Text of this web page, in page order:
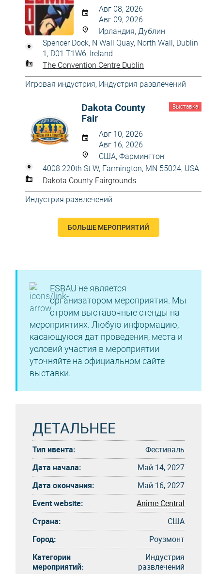
Авг 08, 2026
Авг 09, 2026
Ирландия, Дублин
Spencer Dock, N Wall Quay, North Wall, Dublin
1, D01 T1W6, Ireland
The Convention Centre Dublin
Игровая индустрия, Индустрия развлечений
Выставка
Dakota County
Fair
Авг 10, 2026
Авг 16, 2026
США, Фармингтон
4008 220th St W, Farmington, MN 55024, USA
Dakota County Fairgrounds
Индустрия развлечений
БОЛЬШЕ МЕРОПРИЯТИЙ
ESBAU не является
организатором мероприятия. Мы
строим выставочные стенды на
мероприятиях. Любую информацию,
касающуюся дат проведения, места и
условий участия в мероприятии
уточняйте на официальном сайте
выставки.
ДЕТАЛЬНЕЕ
Тип ивента:
Фестиваль
Дата начала:
Май 14, 2027
Дата окончания:
Май 16, 2027
Event website:
Anime Central
Страна:
США
Город:
Роузмонт
Категории
мероприятий:
Индустрия
развлечений